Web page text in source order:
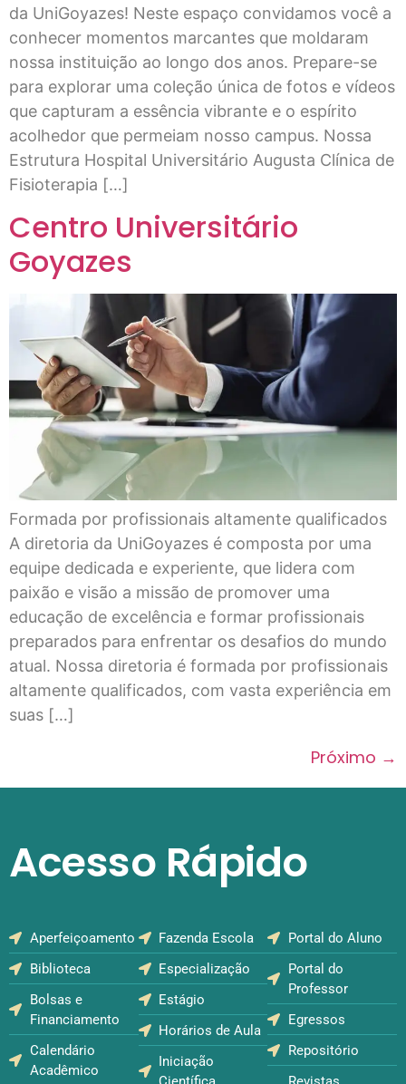
da UniGoyazes! Neste espaço convidamos você a
conhecer momentos marcantes que moldaram
nossa instituição ao longo dos anos. Prepare-se
para explorar uma coleção única de fotos e vídeos
que capturam a essência vibrante e o espírito
acolhedor que permeiam nosso campus. Nossa
Estrutura Hospital Universitário Augusta Clínica de
Fisioterapia […]
Centro Universitário
Goyazes
Formada por profissionais altamente qualificados
A diretoria da UniGoyazes é composta por uma
equipe dedicada e experiente, que lidera com
paixão e visão a missão de promover uma
educação de excelência e formar profissionais
preparados para enfrentar os desafios do mundo
atual. Nossa diretoria é formada por profissionais
altamente qualificados, com vasta experiência em
suas […]
Próximo →
Acesso Rápido
Aperfeiçoamento
Biblioteca
Bolsas e
Financiamento
Calendário
Acadêmico
Fazenda Escola
Especialização
Estágio
Horários de Aula
Iniciação
Portal do Aluno
Portal do
Professor
Egressos
Repositório